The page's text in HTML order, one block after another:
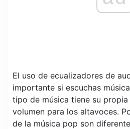
El uso de ecualizadores de
importante si escuchas
tipo de música tiene su
volumen para los altavoces.
de la música pop son